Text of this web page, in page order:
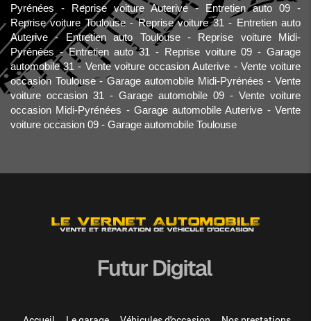
Pyrénées
Reprise voiture Auterive
Entretien auto 09
Reprise voiture Toulouse
Reprise voiture 31
Entretien auto
Auterive
Entretien auto Toulouse
Reprise voiture Midi-
Pyrénées
Entretien auto 31 Reprise voiture 09
Garage
automobile 31
Vente voiture occasion Auterive
Vente voiture
occasion Toulouse
Garage automobile Midi-Pyrénées
Vente
voiture occasion 31
Garage automobile 09
Vente voiture
occasion Midi-Pyrénées
Garage automobile Auterive
Vente
voiture occasion 09
Garage automobile Toulouse